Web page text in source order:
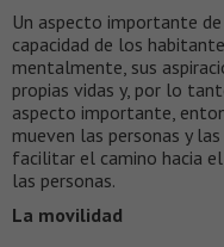
Un aspecto importante
capacidad de los
mentalmente, sus
propias vidas y, por lo
aspecto importante,
mueven las personas y
facilitar el camino hacia
las personas.
La movilidad